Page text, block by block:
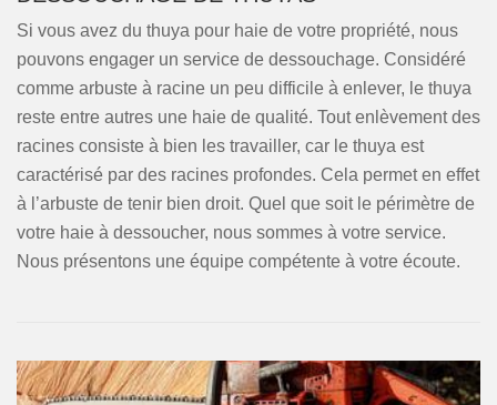
Si vous avez du thuya pour haie de votre propriété, nous
pouvons engager un service de dessouchage. Considéré
comme arbuste à racine un peu difficile à enlever, le thuya
reste entre autres une haie de qualité. Tout enlèvement des
racines consiste à bien les travailler, car le thuya est
caractérisé par des racines profondes. Cela permet en effet
à l’arbuste de tenir bien droit. Quel que soit le périmètre de
votre haie à dessoucher, nous sommes à votre service.
Nous présentons une équipe compétente à votre écoute.